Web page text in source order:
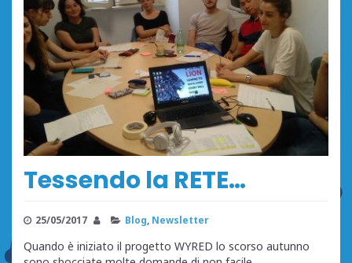
Tessendo la RETE…
25/05/2017 Blog Newsletter
Quando è iniziato il progetto WYRED lo scorso autunno